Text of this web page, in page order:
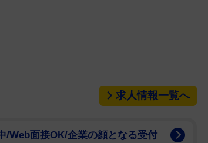
げる研究、そして誰もが理想とする歌を
ついての研究もしたいなぁと思っていま
求人情報一覧へ
/Web面接OK/企業の顔となる受付